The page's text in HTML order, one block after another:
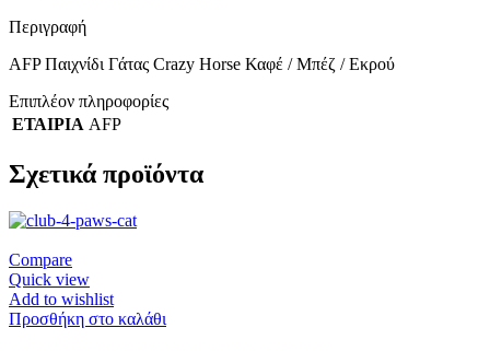
Περιγραφή
AFP Παιχνίδι Γάτας Crazy Horse Καφέ / Μπέζ / Εκρού
Επιπλέον πληροφορίες
ΕΤΑΙΡΙΑ AFP
Σχετικά προϊόντα
Compare
Quick view
Add to wishlist
Προσθήκη στο καλάθι